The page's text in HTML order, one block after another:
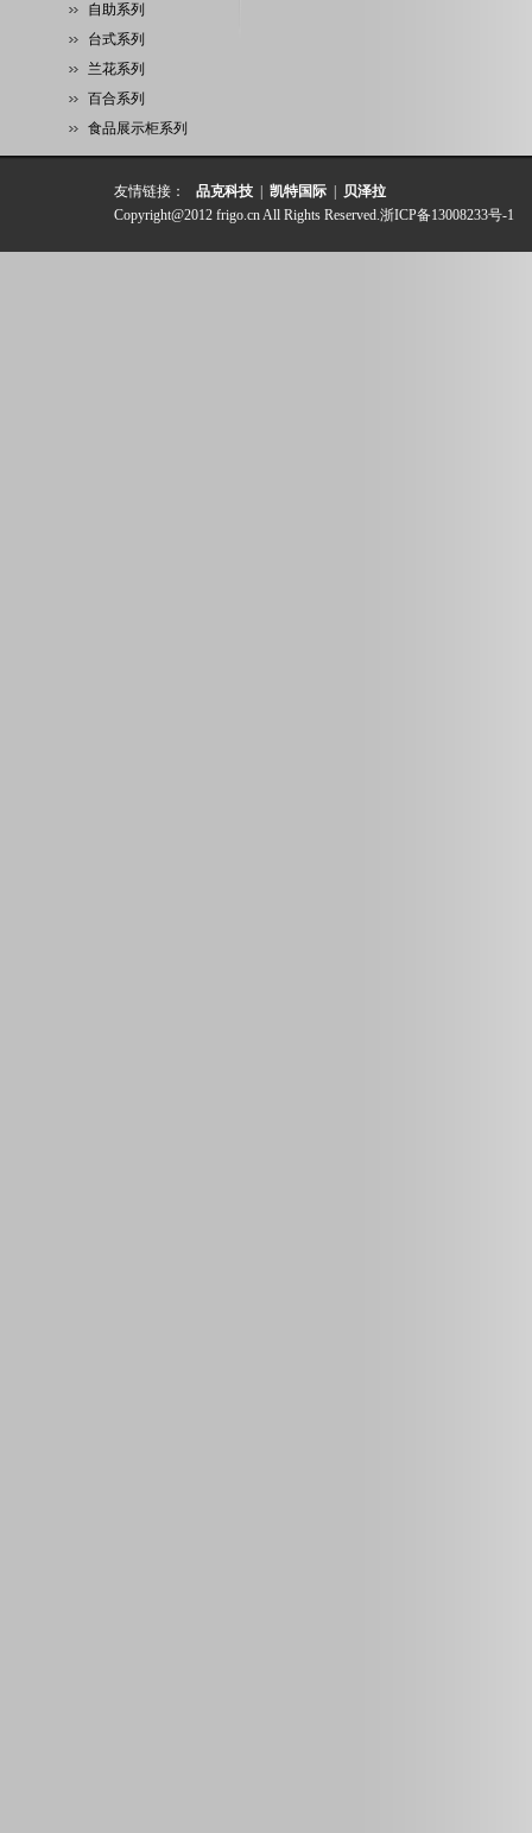
自助系列
台式系列
兰花系列
百合系列
食品展示柜系列
友情链接： 品克科技 凯特国际
贝泽拉
Copyright@2012 frigo.cn All Rights Reserved.浙ICP备13008233号-1